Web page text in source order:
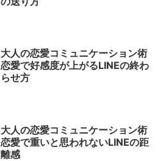
大人の恋愛コミュニケーション術
恋愛で好感度が上がるLINEの終わ
らせ方
大人の恋愛コミュニケーション術
恋愛で重いと思われないLINEの距
離感